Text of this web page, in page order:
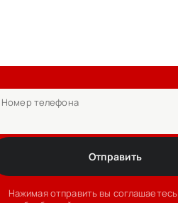
Номер телефона
Отправить
Нажимая отправить вы соглашаетесь